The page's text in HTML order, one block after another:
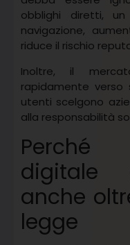
obblighi diretti,
navigazione,
riduce il rischio
Inoltre, il
rapidamente verso
utenti scelgono
alla responsabilità
Perché
digitale
anche
legge